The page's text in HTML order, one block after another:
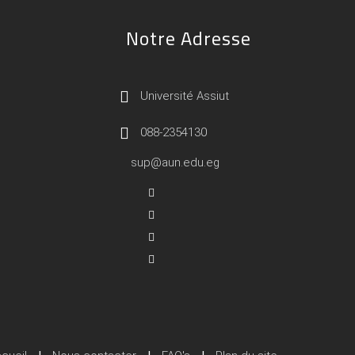
Notre Adresse
Université Assiut
088-2354130
sup@aun.edu.eg